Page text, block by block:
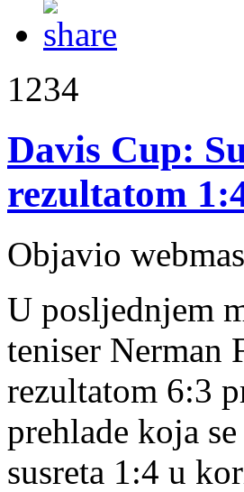
1234
Davis Cup:
rezultatom
Objavio
U posljednjem
teniser Nerman
rezultatom 6:3
prehlade koja
susreta 1:4 u